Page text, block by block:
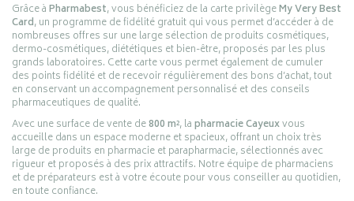
Grâce àPharmabest, vous bénéficiez de la carte privilègeMy Very Best
Card, un programme de fidélité gratuit qui vous permet d’accéder à de
nombreuses offres sur une large sélection de produits cosmétiques,
dermo-cosmétiques, diététiques et bien-être, proposés par les plus
grands laboratoires. Cette carte vous permet également de cumuler
des points fidélité et de recevoir régulièrement des bons d’achat, tout
en conservant un accompagnement personnalisé et des conseils
pharmaceutiques de qualité.
Avec une surface de vente de800 m², lapharmacie Cayeuxvous
accueille dans un espace moderne et spacieux, offrant un choix très
large de produits en pharmacie et parapharmacie, sélectionnés avec
rigueur et proposés à des prix attractifs. Notre équipe de pharmaciens
et de préparateurs est à votre écoute pour vous conseiller au quotidien,
en toute confiance.